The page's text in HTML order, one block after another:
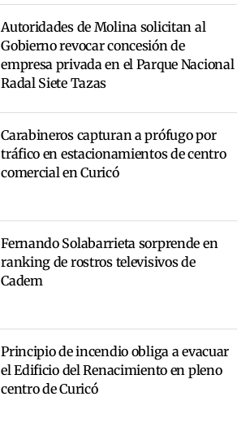
Autoridades de Molina solicitan al
Gobierno revocar concesión de
empresa privada en el Parque Nacional
Radal Siete Tazas
Carabineros capturan a prófugo por
tráfico en estacionamientos de centro
comercial en Curicó
Fernando Solabarrieta sorprende en
ranking de rostros televisivos de
Cadem
Principio de incendio obliga a evacuar
el Edificio del Renacimiento en pleno
centro de Curicó